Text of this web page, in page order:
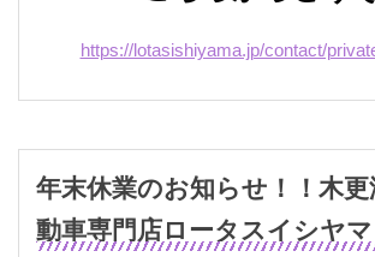
https://lotasishiyama.jp/contact/
年末休業のお知らせ！！木更
動車専門店ロータスイシヤマ